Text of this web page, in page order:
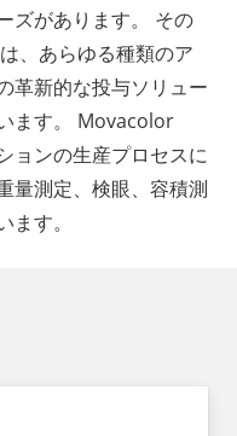
ズがあります。 その
、あらゆる種類のア
革新的な投与ソリュー
ます。 Movacolor
ョンの生産プロセスに
量測定、検眼、容積測
す。